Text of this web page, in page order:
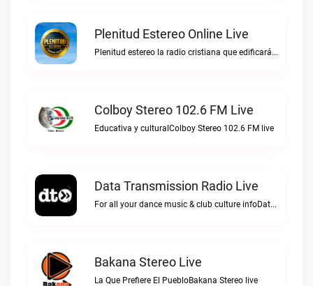
Plenitud Estereo Online Live
Plenitud estereo la radio cristiana que edificará tu vida.Plenitud Estereo Online live
Colboy Stereo 102.6 FM Live
Educativa y culturalColboy Stereo 102.6 FM live
Data Transmission Radio Live
For all your dance music & club culture infoData Transmission Radio live
Bakana Stereo Live
La Que Prefiere El PuebloBakana Stereo live